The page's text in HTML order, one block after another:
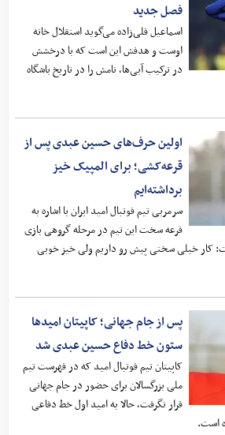
فصل جدید
اسماعیل قلی‌زاده می‌گوید استقلال خانه
اوست و هدفش این است که با درخشش
در ترکیب آبی‌ها، نامش را در تاریخ باشگاه
اولین حرف‌های حسین عبدی پس از
قرعه‌کشی؛ برای المپیک خیز
برداشته‌ایم
سرمربی تیم فوتبال امید ایران با اشاره به
قرعه سخت این تیم در مرحله گروهی بازی
ناگویا گفت: کار خیلی سختی پیش رو داریم ولی خیز خوبی
پس از جام جهانی؛ کاپیتان امیدها
ستون خط دفاع حسین عبدی شد
کاپیتان تیم فوتبال امید که در فهرست تیم
ملی بزرگسالان برای حضور در جام جهانی
قرار نگرفت، حالا به امید اول خط دفاعی
است.